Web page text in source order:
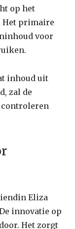
op het
Het primaire
voor
inhoud uit
zal de
controleren
Eliza
innovatie op
Het zorgt